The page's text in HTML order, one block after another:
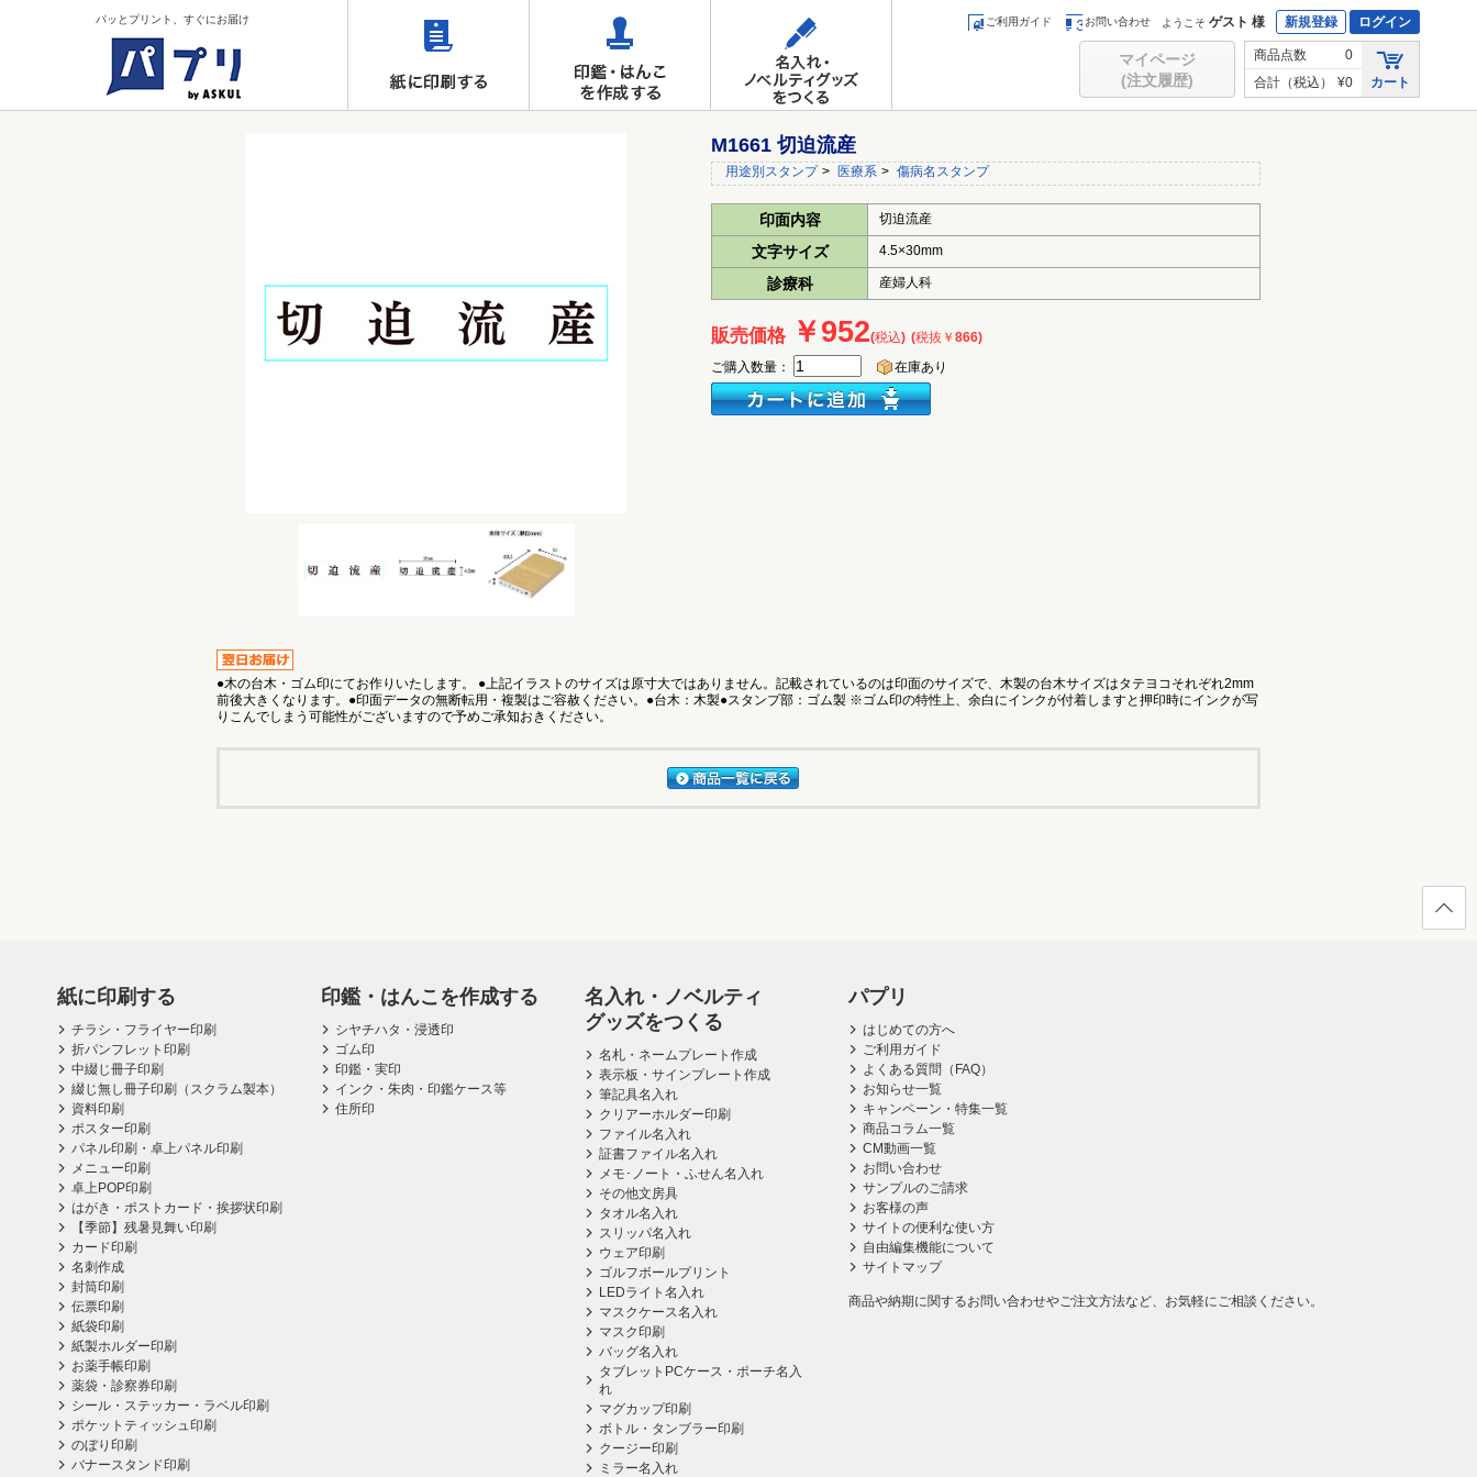
パッとプリント、すぐにお届け ご利用ガイド お問い合わせ ようこそ ゲスト 様 新規登録 ログイン
マイページ
(注文履歴)
商品点数
0
合計（税込）
¥0 カート
M1661 切迫流産
用途別スタンプ > 医療系 > 傷病名スタンプ
印面内容 切迫流産
文字サイズ 4.5×30mm
診療科 産婦人科
販売価格 ￥952(税込) (税抜￥866)
ご購入数量： 在庫あり
●木の台木・ゴム印にてお作りいたします。 ●上記イラストのサイズは原寸大ではありません。記載されているのは印面のサイズで、木製の台木サイズはタテヨコそれぞれ2mm
前後大きくなります。●印面データの無断転用・複製はご容赦ください。●台木：木製●スタンプ部：ゴム製 ※ゴム印の特性上、余白にインクが付着しますと押印時にインクが写
りこんでしまう可能性がございますので予めご承知おきください。
紙に印刷する
チラシ・フライヤー印刷
折パンフレット印刷
中綴じ冊子印刷
綴じ無し冊子印刷（スクラム製本）
資料印刷
ポスター印刷
パネル印刷・卓上パネル印刷
メニュー印刷
卓上POP印刷
はがき・ポストカード・挨拶状印刷
【季節】残暑見舞い印刷
カード印刷
名刺作成
封筒印刷
伝票印刷
紙袋印刷
紙製ホルダー印刷
お薬手帳印刷
薬袋・診察券印刷
シール・ステッカー・ラベル印刷
ポケットティッシュ印刷
のぼり印刷
バナースタンド印刷
印鑑・はんこを作成する
シヤチハタ・浸透印
ゴム印
印鑑・実印
インク・朱肉・印鑑ケース等
住所印
名入れ・ノベルティ
グッズをつくる
名札・ネームプレート作成
表示板・サインプレート作成
筆記具名入れ
クリアーホルダー印刷
ファイル名入れ
証書ファイル名入れ
メモ･ノート・ふせん名入れ
その他文房具
タオル名入れ
スリッパ名入れ
ウェア印刷
ゴルフボールプリント
LEDライト名入れ
マスクケース名入れ
マスク印刷
バッグ名入れ
タブレットPCケース・ポーチ名入
れ
マグカップ印刷
ボトル・タンブラー印刷
クージー印刷
ミラー名入れ
パプリ
はじめての方へ
ご利用ガイド
よくある質問（FAQ）
お知らせ一覧
キャンペーン・特集一覧
商品コラム一覧
CM動画一覧
お問い合わせ
サンプルのご請求
お客様の声
サイトの便利な使い方
自由編集機能について
サイトマップ
商品や納期に関するお問い合わせやご注文方法など、お気軽にご相談ください。